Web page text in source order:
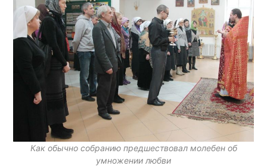
Как обычно собранию предшествовал молебен об
умножении любви